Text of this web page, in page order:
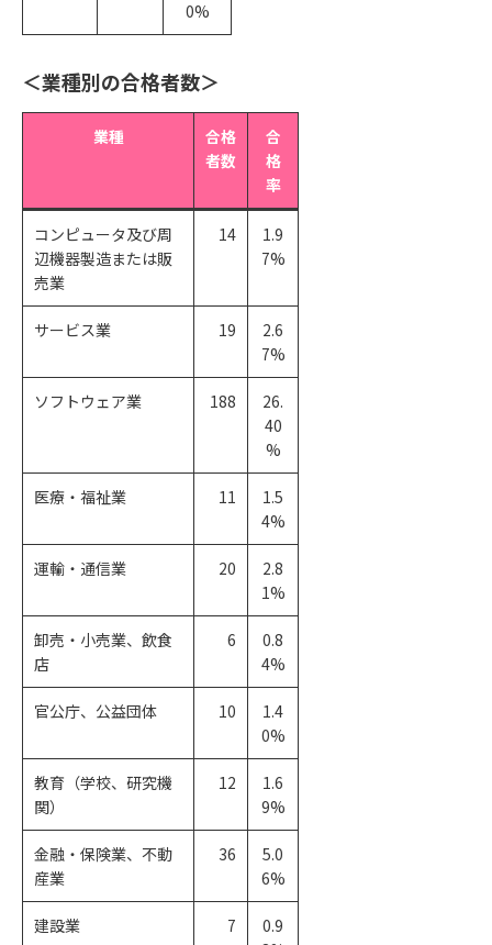
0%
＜業種別の合格者数＞
業種
合格
者数
合
格
率
コンピュータ及び周
辺機器製造または販
売業
14
1.9
7%
サービス業 19
2.6
7%
ソフトウェア業 188
26.
40
%
医療・福祉業 11
1.5
4%
運輸・通信業 20
2.8
1%
卸売・小売業、飲食
店
6
0.8
4%
官公庁、公益団体 10
1.4
0%
教育（学校、研究機
関）
12
1.6
9%
金融・保険業、不動
産業
36
5.0
6%
建設業 7
0.9